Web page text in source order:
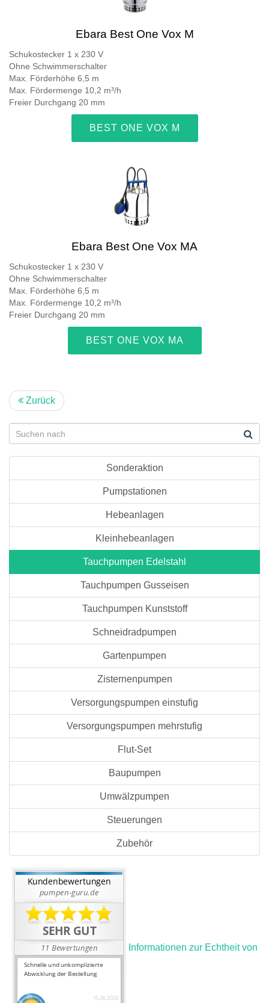
Ebara Best One Vox M
Schukostecker 1 x 230 V
Ohne Schwimmerschalter
Max. Förderhöhe 6,5 m
Max. Fördermenge 10,2 m³/h
Freier Durchgang 20 mm
BEST ONE VOX M
Ebara Best One Vox MA
Schukostecker 1 x 230 V
Ohne Schwimmerschalter
Max. Förderhöhe 6,5 m
Max. Fördermenge 10,2 m³/h
Freier Durchgang 20 mm
BEST ONE VOX MA
Zurück
Sonderaktion
Pumpstationen
Hebeanlagen
Kleinhebeanlagen
Tauchpumpen Edelstahl
Tauchpumpen Gusseisen
Tauchpumpen Kunststoff
Schneidradpumpen
Gartenpumpen
Zisternenpumpen
Versorgungspumpen einstufig
Versorgungspumpen mehrstufig
Flut-Set
Baupumpen
Umwälzpumpen
Steuerungen
Zubehör
Informationen zur Echtheit von